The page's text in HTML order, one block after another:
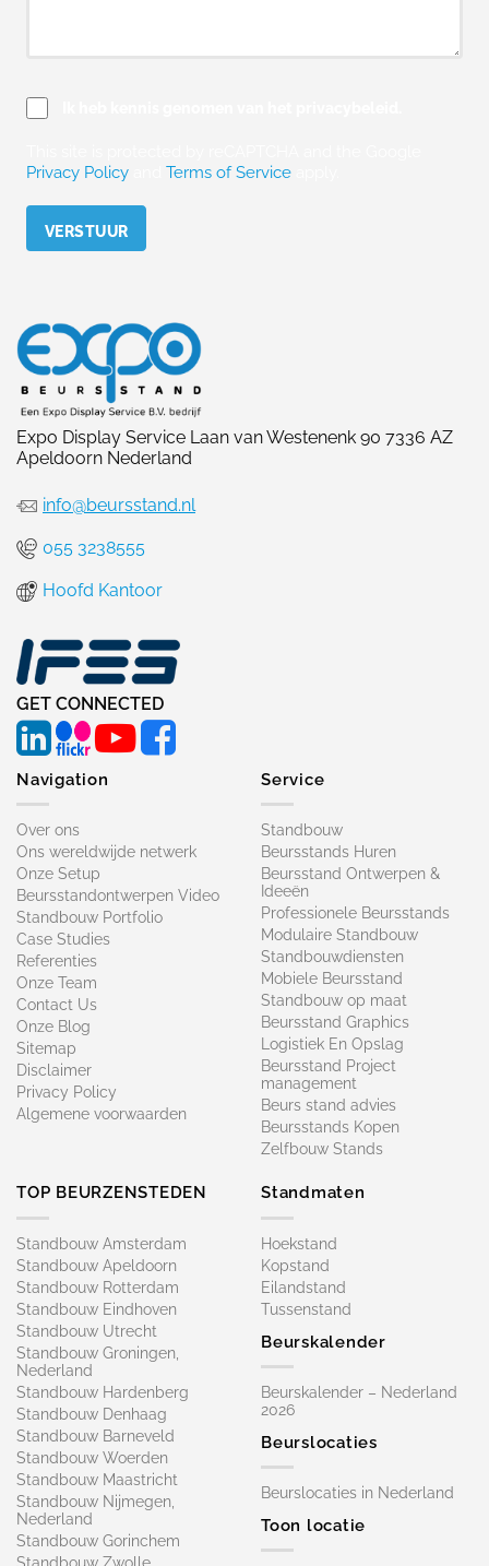
Privacy Policy
Terms of Service
Please leave this field empty.
Expo Display Service Laan van Westenenk 90 7336 AZ
Apeldoorn Nederland
info@beursstand.nl
055 3238555
Hoofd Kantoor
GET CONNECTED
Navigation
Over ons
Ons wereldwijde netwerk
Onze Setup
Beursstandontwerpen Video
Standbouw Portfolio
Case Studies
Referenties
Onze Team
Contact Us
Onze Blog
Sitemap
Disclaimer
Privacy Policy
Algemene voorwaarden
Service
Standbouw
Beursstands Huren
Beursstand Ontwerpen &
Ideeën
Professionele Beursstands
Modulaire Standbouw
Standbouwdiensten
Mobiele Beursstand
Standbouw op maat​
Beursstand Graphics
Logistiek En Opslag
Beursstand Project
management
Beurs stand advies
Beursstands Kopen
Zelfbouw Stands
TOP BEURZENSTEDEN
Standbouw Amsterdam
Standbouw Apeldoorn
Standbouw Rotterdam
Standbouw Eindhoven
Standbouw Utrecht
Standbouw Groningen,
Nederland
Standbouw Hardenberg
Standbouw Denhaag
Standbouw Barneveld
Standbouw Woerden
Standbouw Maastricht
Standbouw Nijmegen,
Nederland
Standbouw Gorinchem
Standbouw Zwolle
Standmaten
Hoekstand
Kopstand
Eilandstand
Tussenstand
Beurskalender
Beurskalender – Nederland
2026
Beurslocaties
Beurslocaties in Nederland
Toon locatie